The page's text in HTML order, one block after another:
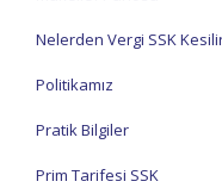
Nelerden Vergi SSK
Politikamız
Pratik Bilgiler
Prim Tarifesi SSK